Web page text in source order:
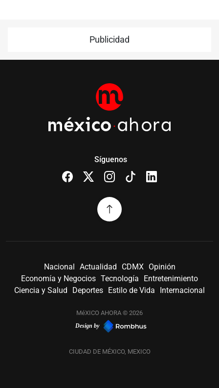
Publicidad
Síguenos
Nacional Actualidad CDMX
Opinión
Economía y Negocios Tecnología
Entretenimiento
Ciencia y Salud
Deportes Estilo de Vida Internacional
MéXICO AHORA © 2026
Design by
CIUDAD DE MÉXICO, MEXICO